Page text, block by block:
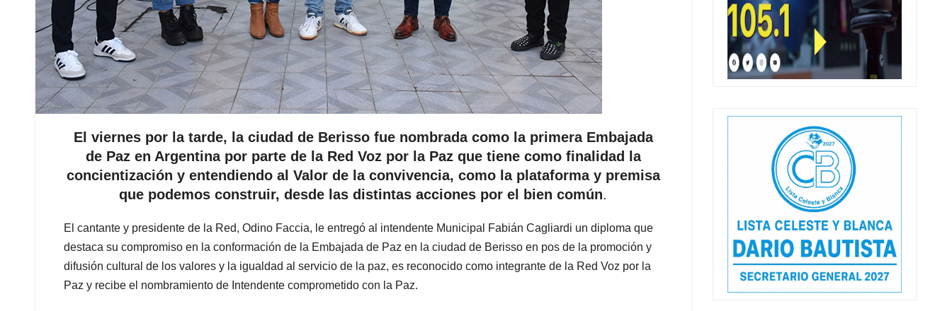
El viernes por la tarde, la ciudad de Berisso fue nombrada como la primera Embajada
de Paz en Argentina por parte de la Red Voz por la Paz que tiene como finalidad la
concientización y entendiendo al Valor de la convivencia, como la plataforma y premisa
que podemos construir, desde las distintas acciones por el bien común.
El cantante y presidente de la Red, Odino Faccia, le entregó al intendente Municipal Fabián Cagliardi un diploma que
destaca su compromiso en la conformación de la Embajada de Paz en la ciudad de Berisso en pos de la promoción y
difusión cultural de los valores y la igualdad al servicio de la paz, es reconocido como integrante de la Red Voz por la
Paz y recibe el nombramiento de Intendente comprometido con la Paz.